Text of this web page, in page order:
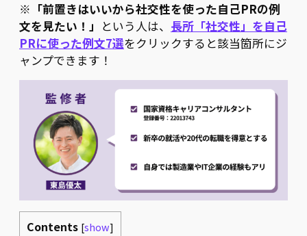
※ 「前置きはいいから社交性を使った自己PRの例
文を見たい！」 という人は、 長所「社交性」を自己
PRに使った例文7選をクリックすると該当箇所にジ
ャンプできます！
Contents [show]